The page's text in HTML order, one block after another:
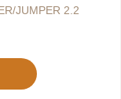
JUMPER 2.2